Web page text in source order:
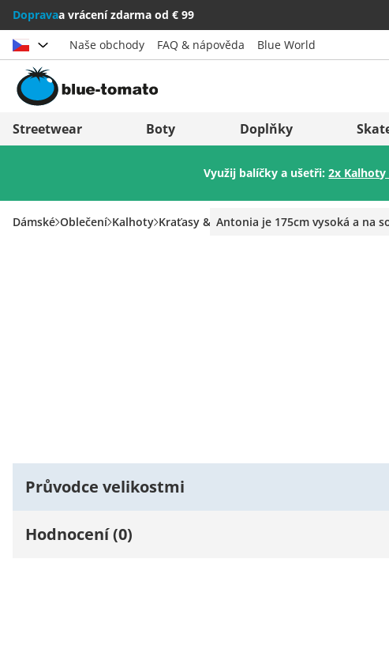
Dopravaa vrácení zdarma od € 99
Vybrat zemi
Österreich
Italia (Italiano)
Italien (Deutsch)
Naše obchody FAQ & nápověda Blue World
Streetwear Boty Doplňky
Využij balíčky a ušetři:2x Kalhoty
Dámské Oblečení Kalhoty Kraťasy & ŠortkyAntonia je 175cm vysoká a na
Průvodce velikostmi
Hodnocení (0)